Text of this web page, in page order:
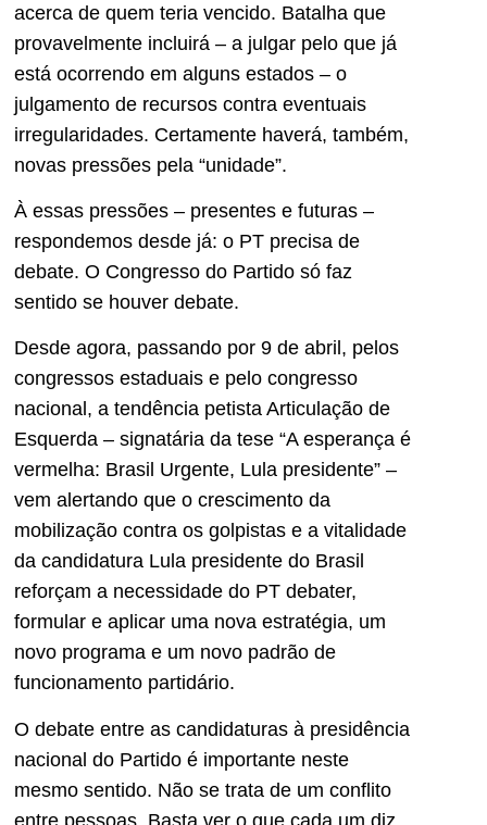
acerca de quem teria vencido. Batalha que
provavelmente incluirá – a julgar pelo que já
está ocorrendo em alguns estados – o
julgamento de recursos contra eventuais
irregularidades. Certamente haverá, também,
novas pressões pela “unidade”.
À essas pressões – presentes e futuras –
respondemos desde já: o PT precisa de
debate. O Congresso do Partido só faz
sentido se houver debate.
Desde agora, passando por 9 de abril, pelos
congressos estaduais e pelo congresso
nacional, a tendência petista Articulação de
Esquerda – signatária da tese “A esperança é
vermelha: Brasil Urgente, Lula presidente” –
vem alertando que o crescimento da
mobilização contra os golpistas e a vitalidade
da candidatura Lula presidente do Brasil
reforçam a necessidade do PT debater,
formular e aplicar uma nova estratégia, um
novo programa e um novo padrão de
funcionamento partidário.
O debate entre as candidaturas à presidência
nacional do Partido é importante neste
mesmo sentido. Não se trata de um conflito
entre pessoas. Basta ver o que cada um diz